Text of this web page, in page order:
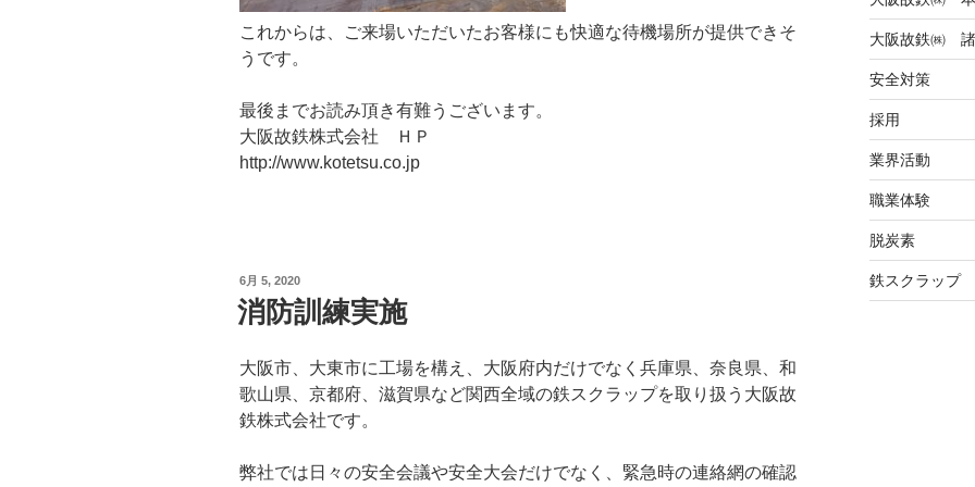
これからは、ご来場いただいたお客様にも快適な待機場所が提供できそ
うです。
最後までお読み頂き有難うございます。
大阪故鉄株式会社 ＨＰ
http://www.kotetsu.co.jp
投
稿
日:
6月 5, 2020
消防訓練実施
大阪市、大東市に工場を構え、大阪府内だけでなく兵庫県、奈良県、和
歌山県、京都府、滋賀県など関西全域の鉄スクラップを取り扱う大阪故
鉄株式会社です。
弊社では日々の安全会議や安全大会だけでなく、緊急時の連絡網の確認
大阪故鉄㈱
安全対策
採用
業界活動
職業体験
脱炭素
鉄スクラップ